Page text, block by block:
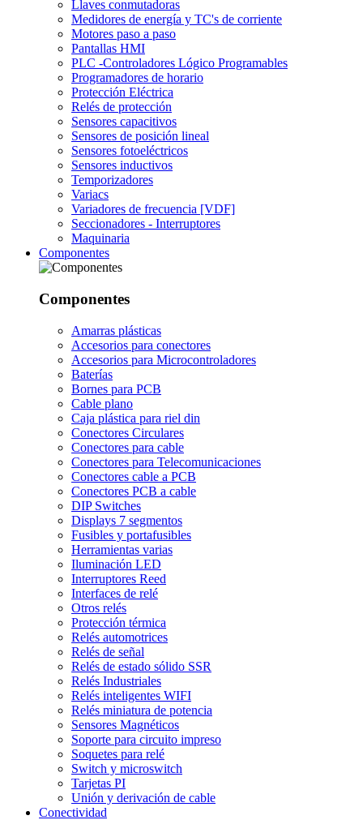
Llaves conmutadoras
Medidores de energía y TC's de corriente
Motores paso a paso
Pantallas HMI
PLC -Controladores Lógico Programables
Programadores de horario
Protección Eléctrica
Relés de protección
Sensores capacitivos
Sensores de posición lineal
Sensores fotoeléctricos
Sensores inductivos
Temporizadores
Variacs
Variadores de frecuencia [VDF]
Seccionadores - Interruptores
Maquinaria
Componentes
Componentes
Amarras plásticas
Accesorios para conectores
Accesorios para Microcontroladores
Baterías
Bornes para PCB
Cable plano
Caja plástica para riel din
Conectores Circulares
Conectores para cable
Conectores para Telecomunicaciones
Conectores cable a PCB
Conectores PCB a cable
DIP Switches
Displays 7 segmentos
Fusibles y portafusibles
Herramientas varias
Iluminación LED
Interruptores Reed
Interfaces de relé
Otros relés
Protección térmica
Relés automotrices
Relés de señal
Relés de estado sólido SSR
Relés Industriales
Relés inteligentes WIFI
Relés miniatura de potencia
Sensores Magnéticos
Soporte para circuito impreso
Soquetes para relé
Switch y microswitch
Tarjetas PI
Unión y derivación de cable
Conectividad